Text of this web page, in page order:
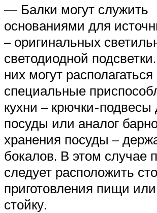
— Балки могут служить
основаниями для
– оригинальных
светодиодной
них могут располагаться
специальные
кухни – крючки-подвесы
посуды или аналог
хранения посуды –
бокалов. В этом случае
следует расположить
приготовления пищи
стойку.